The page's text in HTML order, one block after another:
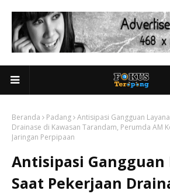
Beranda Padang Antisipasi Gangguan
Drainase di Kawasan Tarandam, Perumda AM
Jaringan Perpipaan
Antisipasi Gangguan
Saat Pekerjaan